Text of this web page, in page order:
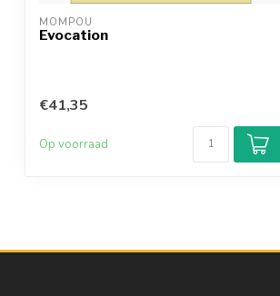
MOMPOU
Evocation
€41,35
Op voorraad